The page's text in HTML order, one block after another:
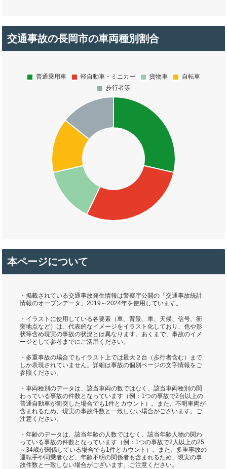
交通事故の長岡市の車両種別割合
本ページについて
・掲載されている交通事故発生情報は警察庁公開の「交通事故統計
情報のオープンデータ」2019～2024年を使用しています。
・イラストに使用している各要素（車、背景、車、天候、信号、衝
突地点など）は、代表的なイメージをイラスト化しており、色や形
状等含め現実の事故の状況とは異なります。あくまで、事故のイメ
ージとして参考までにご活用ください。
・多重事故の場合でもイラスト上では最大２台（歩行者含む）まで
しか表現されていません。詳細は事故の個別ページの文字情報をご
参照ください。
・車両種別のデータは、該当車両の数ではなく、該当車両種別の関
わっている事故の件数となっています（例：1つの事故で2台以上の
普通自動車が衝突した場合でも1件とカウント）。また、不明車両が
含まれるため、現実の事故件数と一致しない場合がございます。ご
注意ください。
・年齢のデータは、該当年齢の人数ではなく、該当年齢人物の関わ
っている事故の件数となっています（例：1つの事故で2人以上の25
～34歳が関係している場合でも1件とカウント）。また、多重事故の
運転手や同乗者など、年齢不明の関係者も含まれるため、現実の事
故件数と一致しない場合がございます。ご注意ください。